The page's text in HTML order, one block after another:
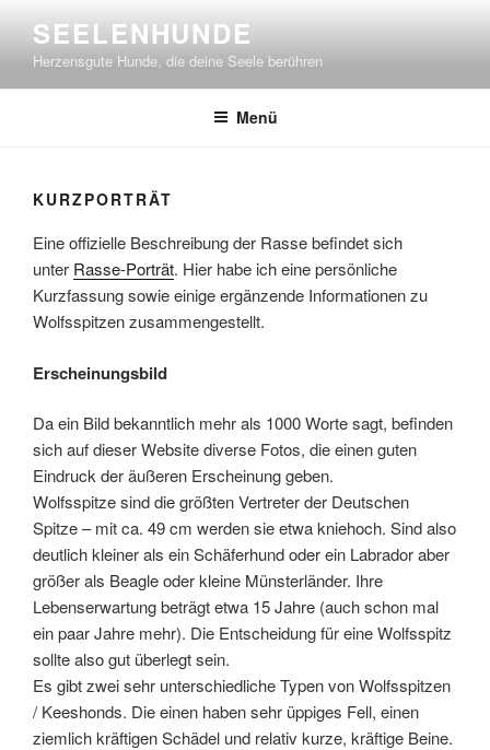
Inhalt
springen
SEELENHUNDE
Herzensgute Hunde, die deine Seele berühren
Menü
KURZPORTRÄT
Eine offizielle Beschreibung der Rasse befindet sich
unter Rasse-Porträt. Hier habe ich eine persönliche
Kurzfassung sowie einige ergänzende Informationen zu
Wolfsspitzen zusammengestellt.
Erscheinungsbild
Da ein Bild bekanntlich mehr als 1000 Worte sagt, befinden
sich auf dieser Website diverse Fotos, die einen guten
Eindruck der äußeren Erscheinung geben.
Wolfsspitze sind die größten Vertreter der Deutschen
Spitze – mit ca. 49 cm werden sie etwa kniehoch. Sind also
deutlich kleiner als ein Schäferhund oder ein Labrador aber
größer als Beagle oder kleine Münsterländer. Ihre
Lebenserwartung beträgt etwa 15 Jahre (auch schon mal
ein paar Jahre mehr). Die Entscheidung für eine Wolfsspitz
sollte also gut überlegt sein.
Es gibt zwei sehr unterschiedliche Typen von Wolfsspitzen
/ Keeshonds. Die einen haben sehr üppiges Fell, einen
ziemlich kräftigen Schädel und relativ kurze, kräftige Beine.